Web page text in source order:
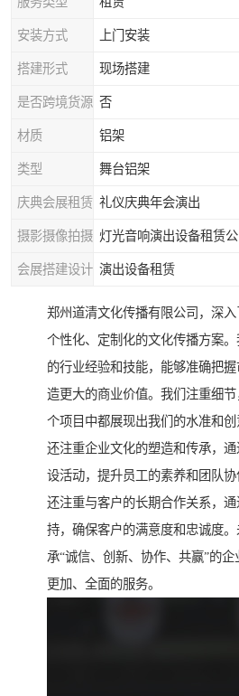
安装方式 上门安装
搭建形式 现场搭建
是否跨境货源 否
材质 铝架
类型 舞台铝架
庆典会展租赁 礼仪庆典年会演出
摄影摄像拍摄 灯光音响演出设备租赁公
会展搭建设计 演出设备租赁
郑州道清文化传播有限公司，深
个性化、定制化的文化传播方案
的行业经验和技能，能够准确把
造更大的商业价值。我们注重细
个项目中都展现出我们的水准和创
还注重企业文化的塑造和传承，
设活动，提升员工的素养和团队协
还注重与客户的长期合作关系，
持，确保客户的满意度和忠诚度
承“诚信、创新、协作、共赢”的
更加、全面的服务。